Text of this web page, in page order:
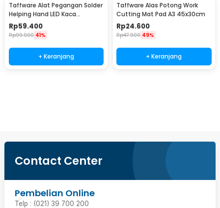
Taffware Alat Pegangan Solder
Helping Hand LED Kaca
Pembesar 3.5X - TE-801
Rp59.400
Rp99.900 41%
+ Keranjang
Taffware Alas Potong Work
Cutting Mat Pad A3 45x30cm
Rp24.600
Rp47.900 49%
+ Keranjang
Contact Center
Pembelian Online
Telp : (021) 39 700 200